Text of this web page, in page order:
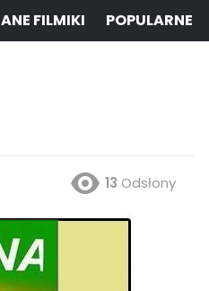
FILMIKI POPULARNE
13 Odsłony